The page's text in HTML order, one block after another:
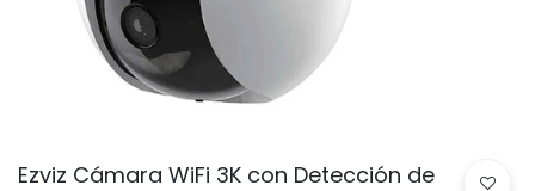
Ezviz Cámara WiFi 3K con Detección de